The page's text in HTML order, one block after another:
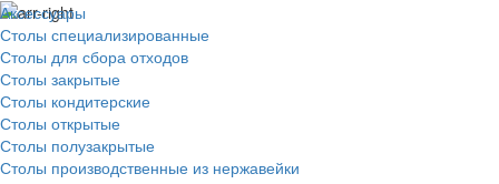
Аксессуары
Столы специализированные
Столы для сбора отходов
Столы закрытые
Столы кондитерские
Столы открытые
Столы полузакрытые
Столы производственные из нержавейки